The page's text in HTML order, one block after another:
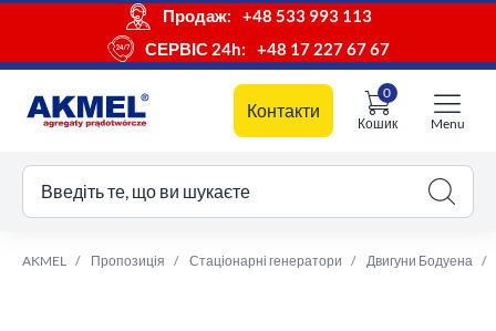
Продаж:
+48 533 993 113
СЕРВІС 24h:
+48 17 227 67 67
Контакти
Кошик
0
кошик
Menu
Введіть те, що ви шукаєте
AKMEL Пропозиція Стаціонарні генератори Двигуни Бодуена